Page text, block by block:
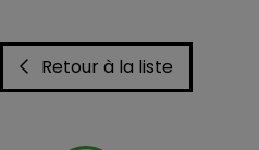
Retour à la liste